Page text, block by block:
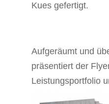
Kues gefertigt.
Aufgeräumt und
präsentiert der
Leistungsportfolio